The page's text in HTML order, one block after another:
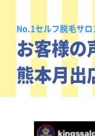
No.1セルフ脱毛サ
お客様
熊本月出